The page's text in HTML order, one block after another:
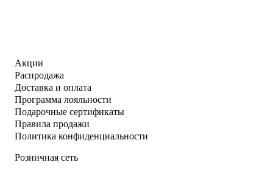
Акции
Распродажа
Доставка и оплата
Программа лояльности
Подарочные сертификаты
Правила продажи
Политика конфиденциальности
Розничная сеть